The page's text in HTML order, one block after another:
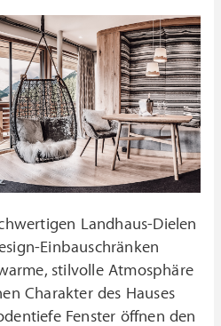
Landhaus-Dielen
Einbauschränken
stilvolle Atmosphäre
Charakter des Hauses
Fenster öffnen den